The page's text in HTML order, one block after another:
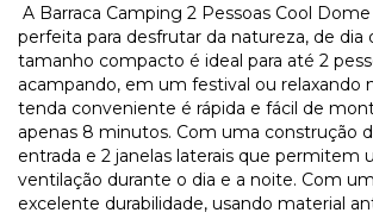
A Barraca Camping 2 Pessoas Cool
perfeita para desfrutar da natureza, de dia
tamanho compacto é ideal para até 2
acampando, em um festival ou relaxando
tenda conveniente é rápida e fácil de
apenas 8 minutos. Com uma construção
entrada e 2 janelas laterais que permitem
ventilação durante o dia e a noite. Com
excelente durabilidade, usando material